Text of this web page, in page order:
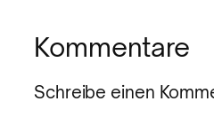
Kommentare
Schreibe einen